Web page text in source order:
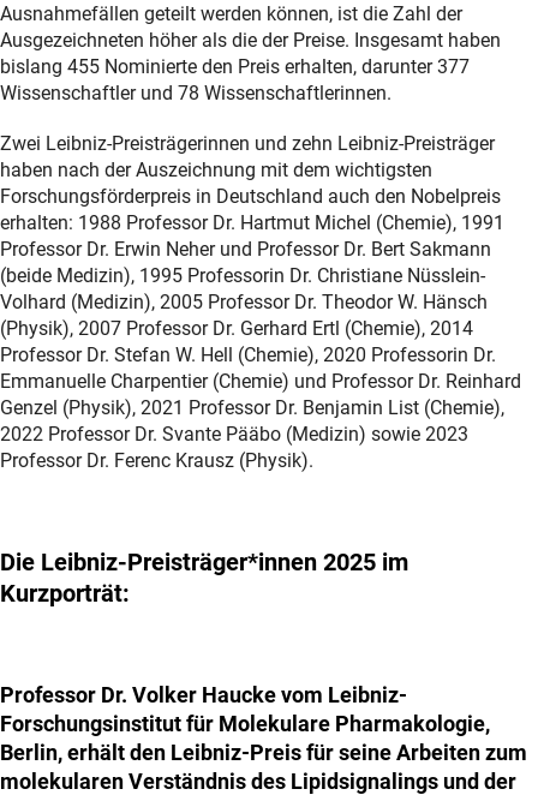
Ausnahmefällen geteilt werden können, ist die Zahl der
Ausgezeichneten höher als die der Preise. Insgesamt haben
bislang 455 Nominierte den Preis erhalten, darunter 377
Wissenschaftler und 78 Wissenschaftlerinnen.
Zwei Leibniz-Preisträgerinnen und zehn Leibniz-Preisträger
haben nach der Auszeichnung mit dem wichtigsten
Forschungsförderpreis in Deutschland auch den Nobelpreis
erhalten: 1988 Professor Dr. Hartmut Michel (Chemie), 1991
Professor Dr. Erwin Neher und Professor Dr. Bert Sakmann
(beide Medizin), 1995 Professorin Dr. Christiane Nüsslein-
Volhard (Medizin), 2005 Professor Dr. Theodor W. Hänsch
(Physik), 2007 Professor Dr. Gerhard Ertl (Chemie), 2014
Professor Dr. Stefan W. Hell (Chemie), 2020 Professorin Dr.
Emmanuelle Charpentier (Chemie) und Professor Dr. Reinhard
Genzel (Physik), 2021 Professor Dr. Benjamin List (Chemie),
2022 Professor Dr. Svante Pääbo (Medizin) sowie 2023
Professor Dr. Ferenc Krausz (Physik).
Die Leibniz-Preisträger*innen 2025 im
Kurzporträt:
Professor Dr. Volker Haucke vom Leibniz-
Forschungsinstitut für Molekulare Pharmakologie,
Berlin, erhält den Leibniz-Preis für seine Arbeiten zum
molekularen Verständnis des Lipidsignalings und der